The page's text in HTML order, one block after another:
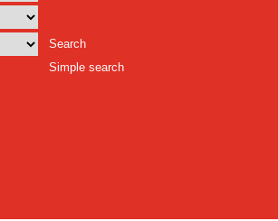
Search
Simple search